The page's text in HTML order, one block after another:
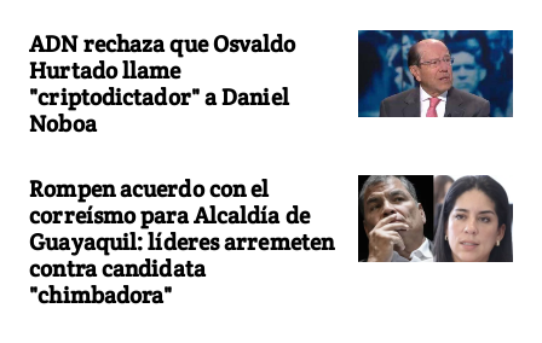
ADN rechaza que Osvaldo
Hurtado llame
"criptodictador" a Daniel
Noboa
Rompen acuerdo con el
correísmo para Alcaldía de
Guayaquil: líderes arremeten
contra candidata
"chimbadora"